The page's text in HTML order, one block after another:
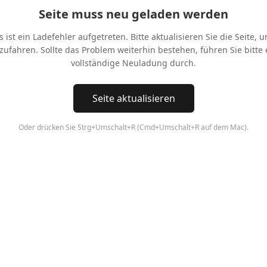
Seite muss neu geladen werden
ist ein Ladefehler aufgetreten. Bitte aktualisieren Sie die Seite,
Sollte das Problem weiterhin bestehen, führen Sie bitte
vollständige Neuladung durch.
Seite aktualisieren
Oder drücken Sie Strg+Umschalt+R (Cmd+Umschalt+R auf dem Mac).